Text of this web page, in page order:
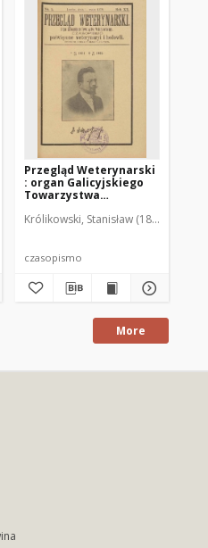
Red.
Przegląd Weterynarski
: organ Galicyjskiego
Towarzystwa
czasopismo
1905 R. 20, nr 5
Królikowski, Stanisław (1853-1924).
czasopismo
More